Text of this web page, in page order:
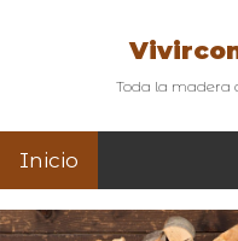
Toda la madera
Inicio